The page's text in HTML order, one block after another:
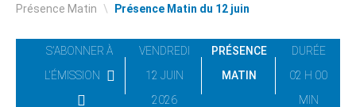
Présence Matin \ Présence Matin du 12 juin
S'ABONNER À
L'ÉMISSION
VENDREDI
12 JUIN
2026
PRÉSENCE
MATIN
DURÉE
02 H 00
MIN